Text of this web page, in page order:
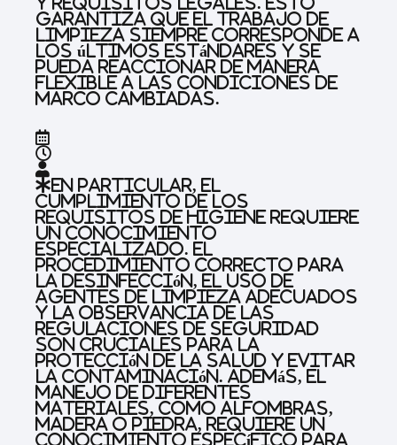
garantiza que el trabajo de
limpieza siempre corresponde a
los últimos estándares y se
pueda reaccionar de manera
flexible a las condiciones de
marco cambiadas.
En particular, el
cumplimiento de los
requisitos de higiene requiere
un conocimiento
especializado. El
procedimiento correcto para
la desinfección, el uso de
agentes de limpieza adecuados
y la observancia de las
regulaciones de seguridad
son cruciales para la
protección de la salud y evitar
la contaminación. Además, el
manejo de diferentes
materiales, como alfombras,
madera o piedra, requiere un
conocimiento específico para